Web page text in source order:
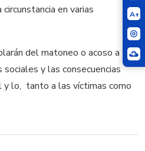
A+
en varias
del matoneo o acoso a
y las consecuencias
y lo, tanto a las víctimas como